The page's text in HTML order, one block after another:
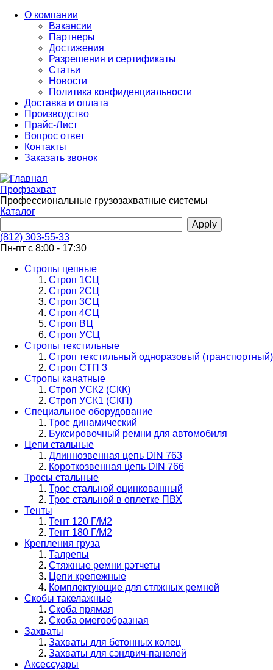
Перейти
основному
содержанию
О компании
Вакансии
Партнеры
Достижения
Разрешения и сертификаты
Статьи
Новости
Политика конфиденциальности
Доставка и оплата
Производство
Прайс-Лист
Вопрос ответ
Контакты
Заказать звонок
Профзахват
Профессиональные грузозахватные системы
Каталог
(812) 303-55-33
Пн-пт с 8:00 - 17:30
Стропы цепные
Строп 1СЦ
Строп 2СЦ
Строп 3СЦ
Строп 4СЦ
Строп ВЦ
Строп УСЦ
Стропы текстильные
Строп текстильный одноразовый (транспортный)
Строп СТП 3
Стропы канатные
Строп УСК2 (СКК)
Строп УСК1 (СКП)
Специальное оборудование
Трос динамический
Буксировочный ремни для автомобиля
Цепи стальные
Длиннозвенная цепь DIN 763
Короткозвенная цепь DIN 766
Тросы стальные
Трос стальной оцинкованный
Трос стальной в оплетке ПВХ
Тенты
Тент 120 Г/М2
Тент 180 Г/М2
Крепления груза
Талрепы
Стяжные ремни рэтчеты
Цепи крепежные
Комплектующие для стяжных ремней
Скобы такелажные
Скоба прямая
Скоба омегообразная
Захваты
Захваты для бетонных колец
Захваты для сэндвич-панелей
Аксессуары